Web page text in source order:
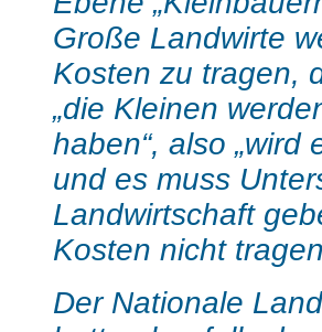
Große Landwirte
Kosten zu tragen,
„die Kleinen
haben“, also
und es muss
Landwirtschaft
Kosten nicht
Der Nationale